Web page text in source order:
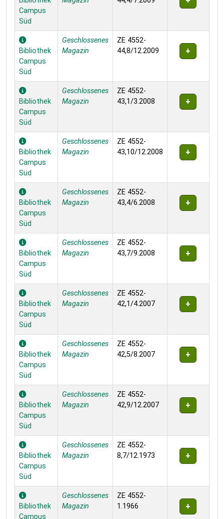
Campus
Süd
Bibliothek
Campus
Süd
Geschlossenes
Magazin
ZE 4552-
44,8/12.2009
Bibliothek
Campus
Süd
Geschlossenes
Magazin
ZE 4552-
43,1/3.2008
Bibliothek
Campus
Süd
Geschlossenes
Magazin
ZE 4552-
43,10/12.2008
Bibliothek
Campus
Süd
Geschlossenes
Magazin
ZE 4552-
43,4/6.2008
Bibliothek
Campus
Süd
Geschlossenes
Magazin
ZE 4552-
43,7/9.2008
Bibliothek
Campus
Süd
Geschlossenes
Magazin
ZE 4552-
42,1/4.2007
Bibliothek
Campus
Süd
Geschlossenes
Magazin
ZE 4552-
42,5/8.2007
Bibliothek
Campus
Süd
Geschlossenes
Magazin
ZE 4552-
42,9/12.2007
Bibliothek
Campus
Süd
Geschlossenes
Magazin
ZE 4552-
8,7/12.1973
Bibliothek
Campus
Geschlossenes
Magazin
ZE 4552-
1.1966